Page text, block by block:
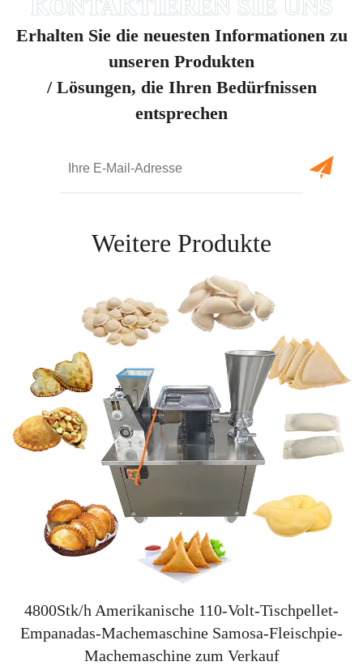
Erhalten Sie die neuesten Informationen zu
unseren Produkten
/ Lösungen, die Ihren Bedürfnissen
entsprechen
Weitere Produkte
4800Stk/h Amerikanische 110-Volt-Tischpellet-
Empanadas-Machemaschine Samosa-Fleischpie-
Machemaschine zum Verkauf